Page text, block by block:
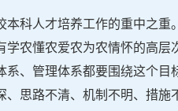
科人才培养工作的重中之重
农懂农爱农为农情怀的高
、管理体系都要围绕这个目
思路不清、机制不明、措